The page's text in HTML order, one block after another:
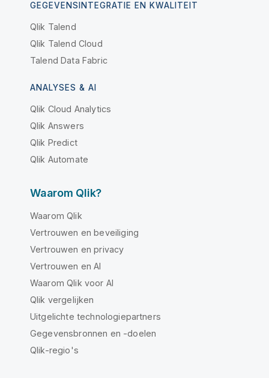
GEGEVENSINTEGRATIE EN KWALITEIT
Qlik Talend
Qlik Talend Cloud
Talend Data Fabric
ANALYSES & AI
Qlik Cloud Analytics
Qlik Answers
Qlik Predict
Qlik Automate
Waarom Qlik?
Waarom Qlik
Vertrouwen en beveiliging
Vertrouwen en privacy
Vertrouwen en AI
Waarom Qlik voor AI
Qlik vergelijken
Uitgelichte technologiepartners
Gegevensbronnen en -doelen
Qlik-regio's